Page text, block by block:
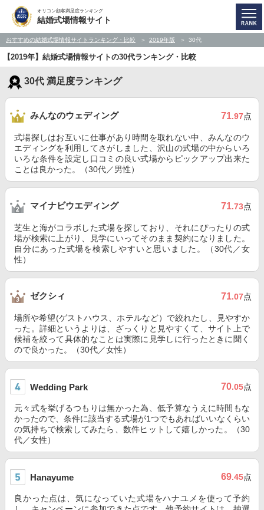
オリコン顧客満足度ランキング
結婚式場情報サイト
おすすめの結婚式場情報サイトランキング・比較 2019年版 30代
【2019年】結婚式場情報サイトの30代ランキング・比較
30代 満足度ランキング
みんなのウェディング 71.97点
式場探しはお互いに仕事があり時間を取れない中、みんなのウ
エディングを利用してさがしました、沢山の式場の中からいろ
いろな条件を設定し口コミの良い式場からピックアップ出来た
ことは良かった。（30代／男性）
マイナビウエディング 71.73点
芝生と海がコラボした式場を探しており、それにぴったりの式
場が検索に上がり、見学にいってそのまま契約になりました。
自分にあった式場を検索しやすいと思いました。（30代／女
性）
ゼクシィ 71.07点
場所や希望(ゲストハウス、ホテルなど）で絞れたし、見やすか
った。詳細というよりは、ざっくりと見やすくて、サイト上で
候補を絞って具体的なことは実際に見学しに行ったときに聞く
ので良かった。（30代／女性）
Wedding Park 70.05点
元々式を挙げるつもりは無かった為、低予算なうえに時間もな
かったので、条件に該当する式場が1つでもあればいいなくらい
の気持ちで検索してみたら、数件ヒットして嬉しかった。（30
代／女性）
Hanayume 69.45点
良かった点は、気になっていた式場をハナユメを使って予約